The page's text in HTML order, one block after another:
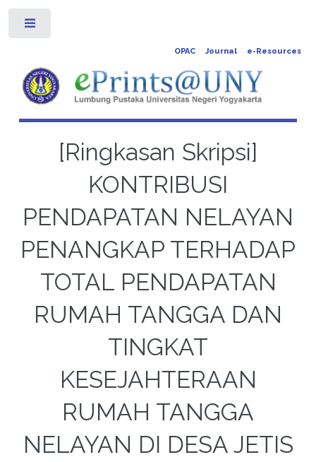
OPAC Journal e-Resources
[Ringkasan Skripsi]
KONTRIBUSI
PENDAPATAN NELAYAN
PENANGKAP TERHADAP
TOTAL PENDAPATAN
RUMAH TANGGA DAN
TINGKAT
KESEJAHTERAAN
RUMAH TANGGA
NELAYAN DI DESA JETIS